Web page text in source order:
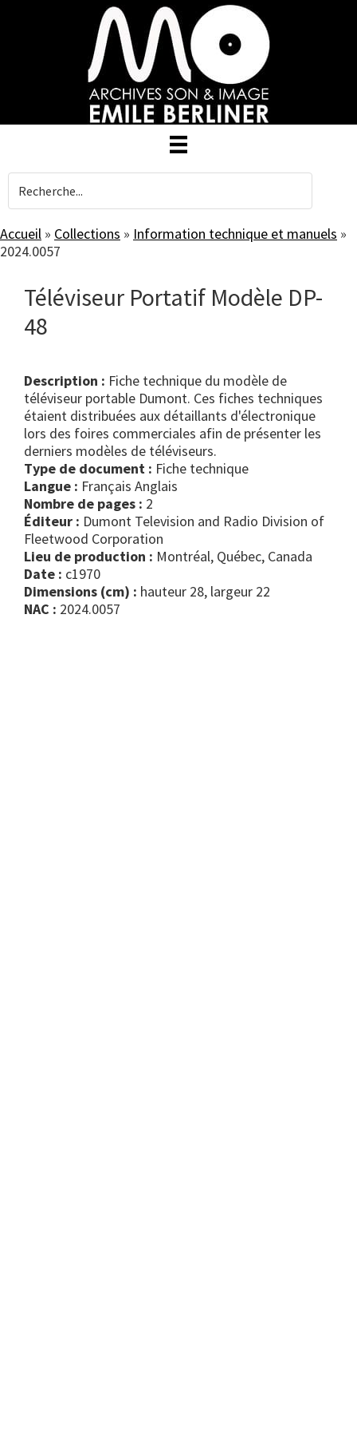
Accueil » Collections » Information technique et manuels »
2024.0057
Téléviseur Portatif Modèle DP-
48
Description : Fiche technique du modèle de
téléviseur portable Dumont. Ces fiches techniques
étaient distribuées aux détaillants d'électronique
lors des foires commerciales afin de présenter les
derniers modèles de téléviseurs.
Type de document :
fiche technique
Langue : Français Anglais
Nombre de pages : 2
Éditeur : Dumont Television and Radio Division of
Fleetwood Corporation
Lieu de production : Montréal, Québec, Canada
Date : c1970
Dimensions (cm) : hauteur 28, largeur 22
NAC : 2024.0057